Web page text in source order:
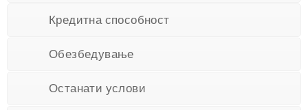
Кредитна способност
Обезбедување
Останати услови